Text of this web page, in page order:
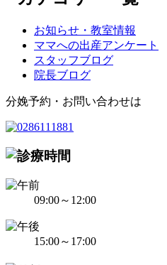
お知らせ・教室情報
ママへの出産アンケート
スタッフブログ
院長ブログ
分娩予約・お問い合わせは
09:00～12:00
15:00～17:00